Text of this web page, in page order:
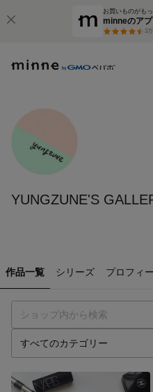
お買いものがも
minneのアプ
3
YUNGZUNE'S
作品一覧 シリーズ プロフィ